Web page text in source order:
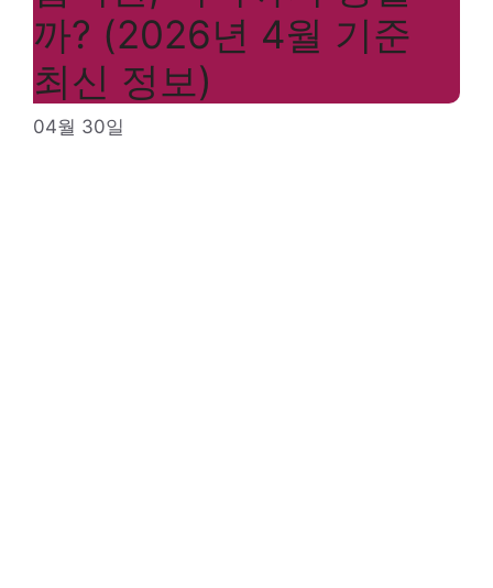
까? (2026년 4월 기준
최신 정보)
04월 30일